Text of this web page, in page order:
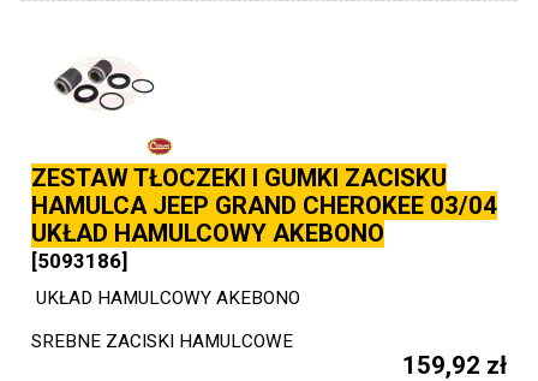
ZESTAW TŁOCZEKI I GUMKI ZACISKU
HAMULCA JEEP GRAND CHEROKEE 03/04
UKŁAD HAMULCOWY AKEBONO
[5093186]
UKŁAD HAMULCOWY AKEBONO
SREBNE ZACISKI HAMULCOWE
159,92 zł